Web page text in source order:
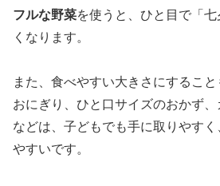
フルな野菜を使うと、ひと目で「
くなります。
また、食べやすい大きさにするこ
おにぎり、ひと口サイズのおかず
などは、子どもでも手に取りやす
やすいです。